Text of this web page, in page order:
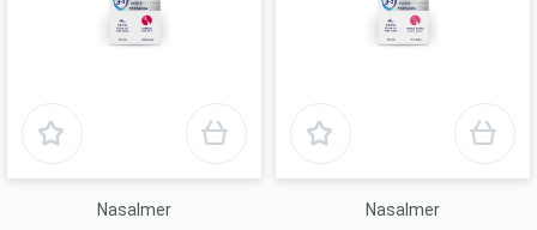
Nasalmer Nasalmer